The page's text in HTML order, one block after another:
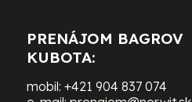
PRENÁJOM BAGROV
KUBOTA:
mobil: +421 904 837 074